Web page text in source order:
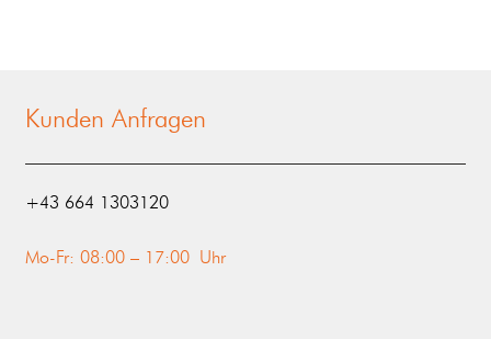
Kunden Anfragen
‭+43 664 1303120‬
Mo-Fr: 08:00 – 17:00 Uhr